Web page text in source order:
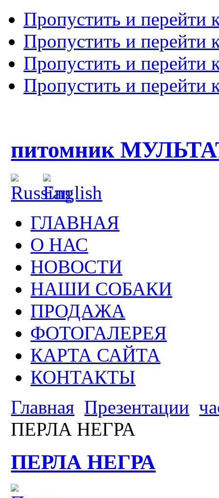
Пропустить и перейти
Пропустить и перейти
Пропустить и перейти
Пропустить и перейти
питомник
ГЛАВНАЯ
О НАС
НОВОСТИ
НАШИ СОБАКИ
ПРОДАЖА
ФОТОГАЛЕРЕЯ
КАРТА САЙТА
КОНТАКТЫ
Главная Презентации
ПЕРЛА НЕГРА
ПЕРЛА НЕГРА